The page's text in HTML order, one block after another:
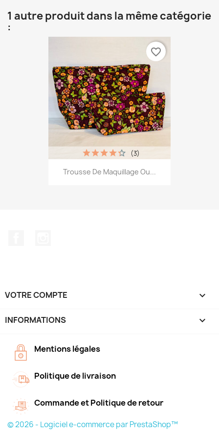
1 autre produit dans la même catégorie
:
Trousse De Maquillage Ou...
(3)
favorite_border
VOTRE COMPTE 
INFORMATIONS keyboard_arrow_down
Mentions légales
Politique de livraison
Commande et Politique de retour
© 2026 - Logiciel e-commerce par PrestaShop™